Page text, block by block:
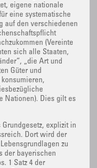
eigene nationale
eine systematische
auf den verschiedenen
(Vereinte
sich alle Staaten,
„die Art und
Güter und
Nationen). Dies gilt es
explizit in
Dort wird der
zu
der bayerischen
1 Satz 4 der